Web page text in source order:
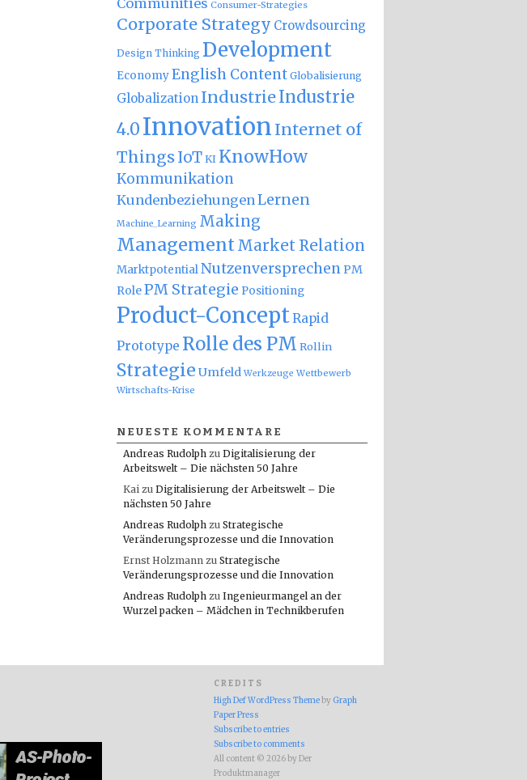
Consumer-Strategies
Corporate Strategy Crowdsourcing
Design Thinking Development
EconomyEnglish Content Globalisierung
Globalization IndustrieIndustrie
4.0Innovation Internet of
ThingsIoT KI KnowHow
Kommunikation
Kundenbeziehungen Lernen
Machine_Learning Making
Management Market Relation
MarktpotentialNutzenversprechen PM
RolePM Strategie Positioning
Product-ConceptRapid
Prototype Rolle des PM Rollin
Strategie Umfeld Werkzeuge Wettbewerb
Wirtschafts-Krise
NEUESTE KOMMENTARE
Andreas Rudolph zu Digitalisierung der
Arbeitswelt – Die nächsten 50 Jahre
Kai zu Digitalisierung der Arbeitswelt – Die
nächsten 50 Jahre
Andreas Rudolph zu Strategische
Veränderungsprozesse und die Innovation
Ernst Holzmann zu Strategische
Veränderungsprozesse und die Innovation
Andreas Rudolph zu Ingenieurmangel an der
Wurzel packen – Mädchen in Technikberufen
CREDITS
High Def WordPress Theme by Graph
Paper Press
Subscribe to entries
Subscribe to comments
All content © 2026 by Der
Produktmanager